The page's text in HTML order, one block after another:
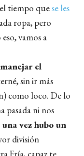
tiempo quese les
ropa, pero
vamos a
el
sin ir más
como loco. De lo
pasada ni nos
vez hubo un
división